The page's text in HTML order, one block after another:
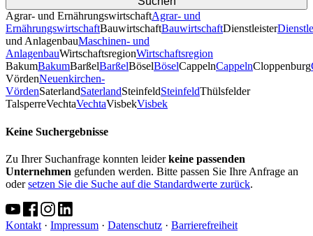
Agrar- und ErnährungswirtschaftAgrar- und
ErnährungswirtschaftBauwirtschaftBauwirtschaftDienstleister
und AnlagenbauMaschinen- und
AnlagenbauWirtschaftsregionWirtschaftsregion
BakumBakumBarßelBarßelBöselBöselCappelnCappelnCloppenburg
VördenNeuenkirchen-
VördenSaterlandSaterlandSteinfeldSteinfeldThülsfelder
TalsperreVechtaVechtaVisbekVisbek
Keine Suchergebnisse
Zu Ihrer Suchanfrage konnten leiderkeine passenden
Unternehmen gefunden werden. Bitte passen Sie Ihre Anfrage an
odersetzen Sie die Suche auf die Standardwerte zurück.
Kontakt · Impressum · Datenschutz · Barrierefreiheit